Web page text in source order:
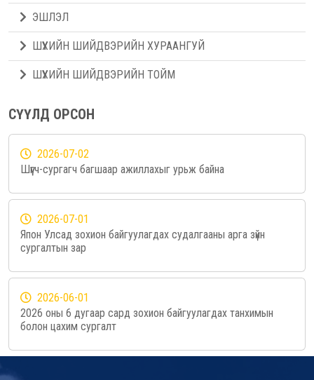
ЭШЛЭЛ
ШҮҮХИЙН ШИЙДВЭРИЙН ХУРААНГУЙ
ШҮҮХИЙН ШИЙДВЭРИЙН ТОЙМ
СҮҮЛД ОРСОН
2026-07-02
Шүүгч-сургагч багшаар ажиллахыг урьж байна
2026-07-01
Япон Улсад зохион байгуулагдах судалгааны арга зүйн
сургалтын зар
2026-06-01
2026 оны 6 дугаар сард зохион байгуулагдах танхимын
болон цахим сургалт